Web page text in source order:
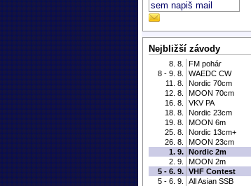
Nejbližší závody
8. 8.
FM pohár
8 - 9. 8.
WAEDC CW
11. 8.
Nordic 70cm
12. 8.
MOON 70cm
16. 8.
VKV PA
18. 8.
Nordic 23cm
19. 8.
MOON 6m
25. 8.
Nordic 13cm+
26. 8.
MOON 23cm
1. 9. Nordic 2m
2. 9.
MOON 2m
5 - 6. 9. VHF Contest
5 - 6. 9.
All Asian SSB